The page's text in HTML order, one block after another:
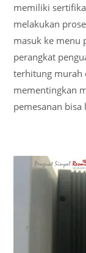
memiliki
melakukan
masuk ke menu
perangkat
terhitung murah
mementingkan
pemesanan